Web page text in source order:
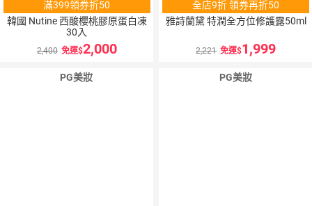
滿399領券折50
韓國 Nutine 西酸櫻桃膠原蛋白凍
30入
2,400 免運 2,000
全店9折 領券再折50
雅詩蘭黛 特潤全方位修護露50ml
2,221 免運 1,999
PG美妝 PG美妝